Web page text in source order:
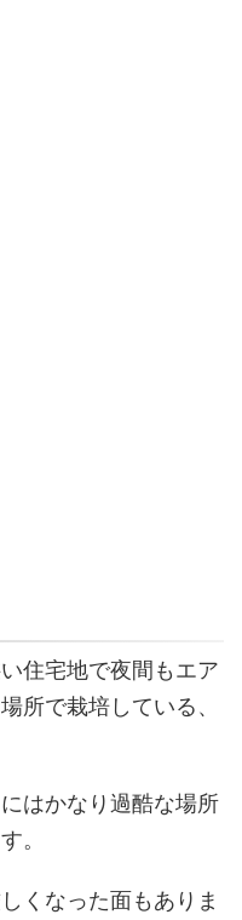
住宅地で夜間もエア
所で栽培している、
はかなり過酷な場所
。
くなった面もありま